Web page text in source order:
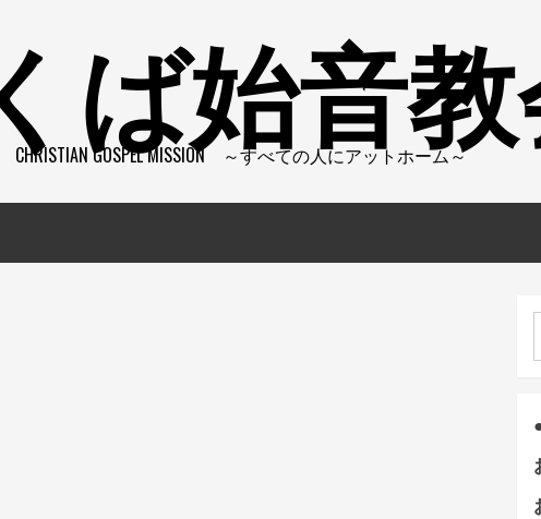
ば始音
CHRISTIAN GOSPEL MISSION ～すべての人にアットホーム～